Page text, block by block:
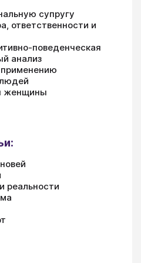
супругу
ответственности и
поведенческая
анализ
женщины
реальности